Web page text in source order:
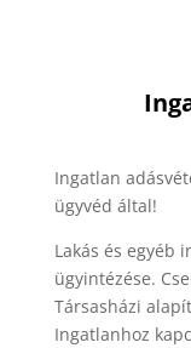
Ingatlan
ügyvéd által!
Lakás és egyéb
ügyintézése.
Társasházi
Ingatlanhoz